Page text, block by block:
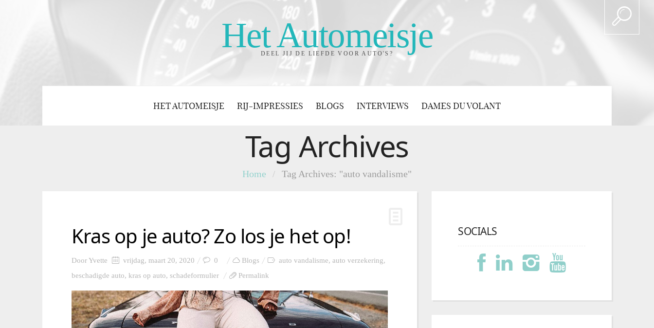
Het Automeisje
DEEL JIJ DE LIEFDE VOOR AUTO'S?
HET AUTOMEISJE RIJ-IMPRESSIES BLOGS INTERVIEWS DAMES DU VOLANT
Tag Archives
Home / Tag Archives: "auto vandalisme"
Kras op je auto? Zo los je het op!
DoorYvette vrijdag, maart 20, 2020 0 Blogs auto vandalisme, auto verzekering,
beschadigde auto, kras op auto, schadeformulier Permalink
SOCIALS